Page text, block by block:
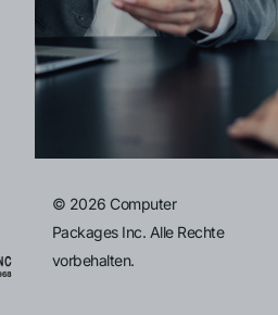
© 2026 Computer
Packages Inc. Alle Rechte
vorbehalten.